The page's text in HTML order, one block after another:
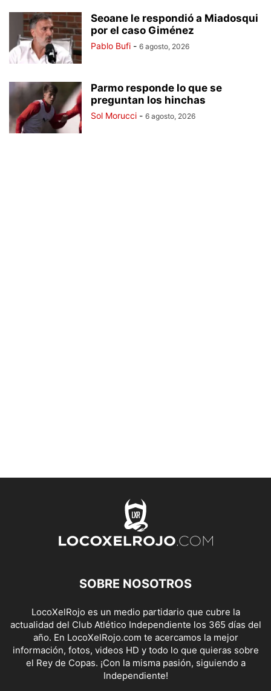
Seoane le respondió a Miadosqui
por el caso Giménez
Pablo Bufi - 6 agosto, 2026
Parmo responde lo que se
preguntan los hinchas
Sol Morucci - 6 agosto, 2026
SOBRE NOSOTROS
LocoXelRojo es un medio partidario que cubre la
actualidad del Club Atlético Independiente los 365 días del
año. En LocoXelRojo.com te acercamos la mejor
información, fotos, videos HD y todo lo que quieras sobre
el Rey de Copas. ¡Con la misma pasión, siguiendo a
Independiente!